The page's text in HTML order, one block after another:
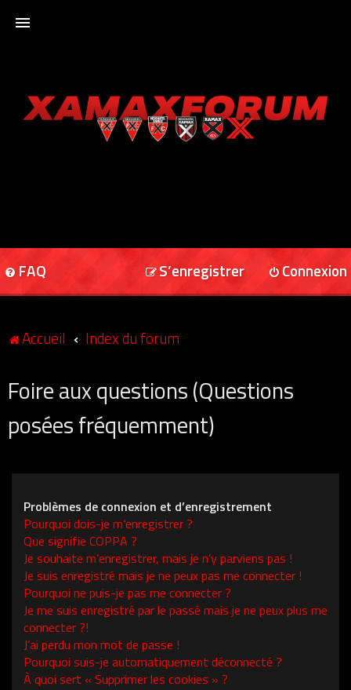
XAMAXFORUM
FAQ Connexion
S’enregistrer
Accueil Index du forum
Foire aux questions (Questions
posées fréquemment)
Problèmes de connexion et d’enregistrement
Pourquoi dois-je m’enregistrer ?
Que signifie COPPA ?
Je souhaite m’enregistrer, mais je n’y parviens pas !
Je suis enregistré mais je ne peux pas me connecter !
Pourquoi ne puis-je pas me connecter ?
Je me suis enregistré par le passé mais je ne peux plus me
connecter ?!
J’ai perdu mon mot de passe !
Pourquoi suis-je automatiquement déconnecté ?
À quoi sert « Supprimer les cookies » ?